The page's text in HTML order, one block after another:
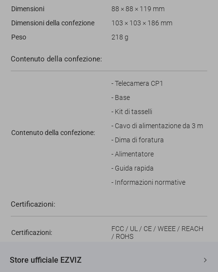
Dimensioni
88 × 88 × 119 mm
Dimensioni della confezione
103 × 103 × 186 mm
Peso
218 g
Contenuto della confezione:
Contenuto della confezione:
- Telecamera CP1
- Base
- Kit di tasselli
- Cavo di alimentazione da 3 m
- Dima di foratura
- Alimentatore
- Guida rapida
- Informazioni normative
Certificazioni:
Certificazioni:
FCC / UL / CE / WEEE / REACH
/ ROHS
Store ufficiale EZVIZ